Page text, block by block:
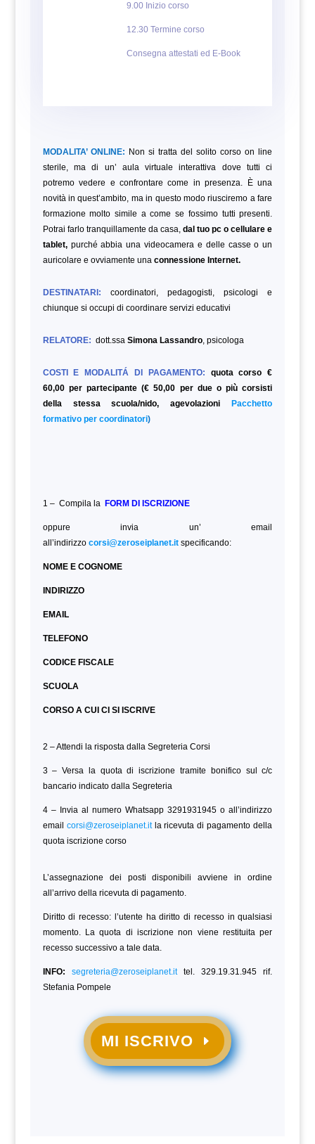
9.00 Inizio corso
12.30 Termine corso
Consegna attestati ed E-Book
MODALITA’ ONLINE: Non si tratta del solito corso on line
sterile, ma di un’ aula virtuale interattiva dove tutti ci
potremo vedere e confrontare come in presenza. È una
novità in quest’ambito, ma in questo modo riusciremo a fare
formazione molto simile a come se fossimo tutti presenti.
Potrai farlo tranquillamente da casa, dal tuo pc o cellulare e
tablet,purché abbia una videocamera e delle casse o un
auricolare e ovviamente una connessione Internet.
DESTINATARI:
coordinatori, pedagogisti, psicologi e
chiunque si occupi di coordinare servizi educativi
RELATORE: dott.ssa Simona Lassandro, psicologa
COSTI E MODALITÁ DI PAGAMENTO:
quota corso €
60,00 per partecipante (€ 50,00 per due o più corsisti
della stessa scuola/nido, agevolazioni
Pacchetto
formativo per coordinatori)
1 – Compila la FORM DI ISCRIZIONE
oppure invia un’ email
all’indirizzo corsi@zeroseiplanet.itspecificando:
NOME E COGNOME
INDIRIZZO
EMAIL
TELEFONO
CODICE FISCALE
SCUOLA
CORSO A CUI CI SI ISCRIVE
2 – Attendi la risposta dalla Segreteria Corsi
3 – Versa la quota di iscrizione tramite bonifico sul c/c
bancario indicato dalla Segreteria
4 – Invia al numero Whatsapp 3291931945 o all’indirizzo
email corsi@zeroseiplanet.itla ricevuta di pagamento della
quota iscrizione corso
L’assegnazione dei posti disponibili avviene in ordine
all’arrivo della ricevuta di pagamento.
Diritto di recesso: l’utente ha diritto di recesso in qualsiasi
momento. La quota di iscrizione non viene restituita per
recesso successivo a tale data.
INFO: segreteria@zeroseiplanet.ittel. 329.19.31.945 rif.
Stefania Pompele
MI ISCRIVO